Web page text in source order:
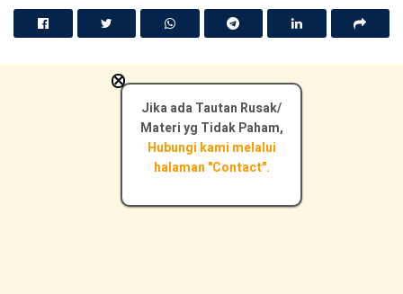
Jika ada Tautan Rusak/
Materi yg Tidak Paham,
Hubungi kami melalui
halaman "Contact".
×